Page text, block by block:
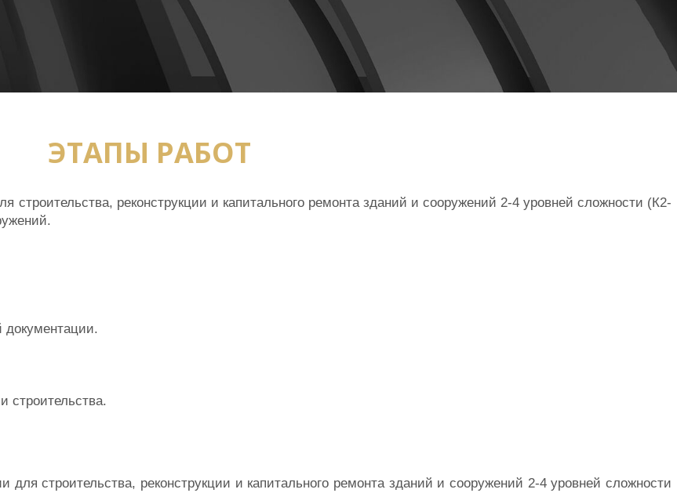
ЭТАПЫ РАБОТ
реконструкции и капитального ремонта зданий и сооружений 2-4 уровней сложности (К2-
документации.
строительства.
строительства, реконструкции и капитального ремонта зданий и сооружений 2-4 уровней сложности